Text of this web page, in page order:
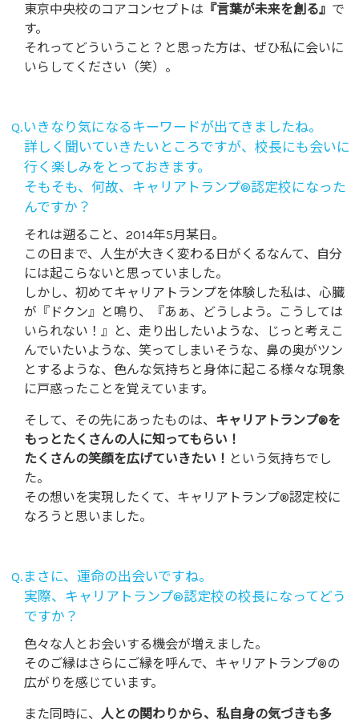
東京中央校のコアコンセプトは 『言葉が未来を創る』 で
す。
それってどういうこと？と思った方は、ぜひ私に会いに
いらしてください（笑）。
Q.いきなり気になるキーワードが出てきましたね。
詳しく聞いていきたいところですが、校長にも会いに
行く楽しみをとっておきます。
そもそも、何故、キャリアトランプ®認定校になった
んですか？
それは遡ること、2014年5月某日。
この日まで、人生が大きく変わる日がくるなんて、自分
には起こらないと思っていました。
しかし、初めてキャリアトランプを体験した私は、心臓
が『ドクン』と鳴り、『あぁ、どうしよう。こうしては
いられない！』と、走り出したいような、じっと考えこ
んでいたいような、笑ってしまいそうな、鼻の奥がツン
とするような、色んな気持ちと身体に起こる様々な現象
に戸惑ったことを覚えています。
そして、その先にあったものは、 キャリアトランプ®を
もっとたくさんの人に知ってもらい！
たくさんの笑顔を広げていきたい！ という気持ちでし
た。
その想いを実現したくて、キャリアトランプ®認定校に
なろうと思いました。
Q.まさに、運命の出会いですね。
実際、キャリアトランプ®認定校の校長になってどう
ですか？
色々な人とお会いする機会が増えました。
そのご縁はさらにご縁を呼んで、キャリアトランプ®の
広がりを感じています。
また同時に、 人との関わりから、私自身の気づきも多